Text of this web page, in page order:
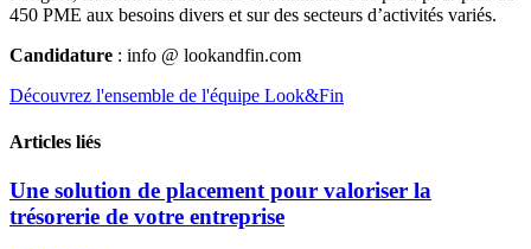
450 PME aux besoins divers et sur des secteurs d’activités variés.
Candidature : info @ lookandfin.com
Découvrez l'ensemble de l'équipe Look&Fin
Articles liés
Une solution de placement pour valoriser la
trésorerie de votre entreprise